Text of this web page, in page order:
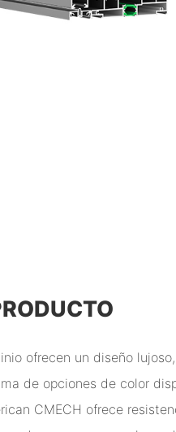
ofrecen un diseño
de opciones de color
CMECH ofrece